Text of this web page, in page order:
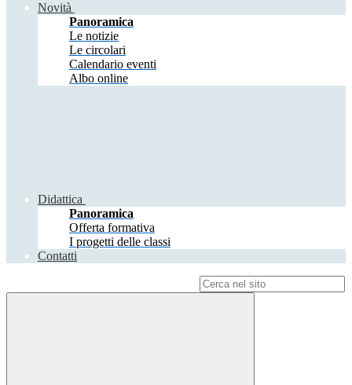
Novità
Panoramica
Le notizie
Le circolari
Calendario eventi
Albo online
Didattica
Panoramica
Offerta formativa
I progetti delle classi
Contatti